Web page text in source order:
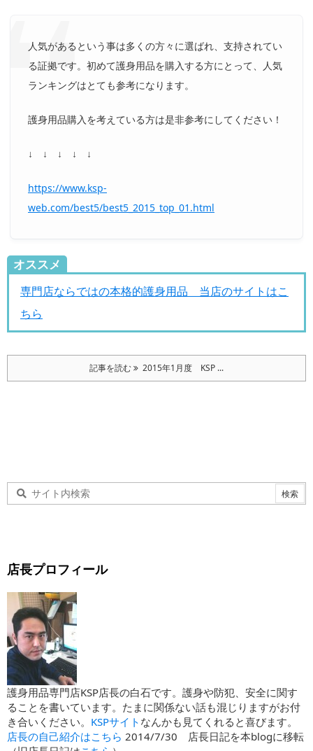
人気があるという事は多くの方々に選ばれ、支持されてい
る証拠です。初めて護身用品を購入する方にとって、人気
ランキングはとても参考になります。
護身用品購入を考えている方は是非参考にしてください！
↓ ↓ ↓ ↓ ↓
https://www.ksp-
web.com/best5/best5_2015_top_01.html
オススメ
専門店ならではの本格的護身用品 当店のサイトはこ
ちら
記事を読む 2015年1月度 KSP ...
店長プロフィール
護身用品専門店KSP店長の白石です。護身や防犯、安全に関す
ることを書いています。たまに関係ない話も混じりますがお付
き合いください。 KSPサイト なんかも見てくれると喜びます。
店長の自己紹介はこちら 2014/7/30 店長日記を本blogに移転